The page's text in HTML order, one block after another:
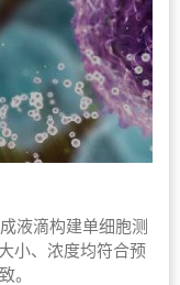
液滴构建单细胞测
小、浓度均符合预
。